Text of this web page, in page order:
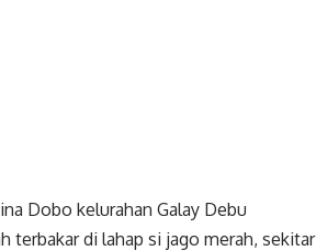
Dobo kelurahan Galay Debu
terbakar di lahap si jago merah, sekitar